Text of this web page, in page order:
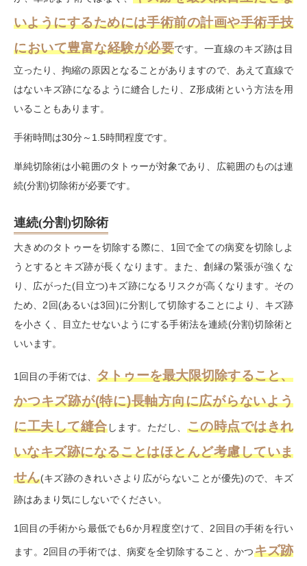
いようにするためには手術前の計画や手術手技
において豊富な経験が必要です。一直線のキズ跡は目
立ったり、拘縮の原因となることがありますので、あえて直線で
はないキズ跡になるように縫合したり、 Z形成術という方法を用
いることもあります。
手術時間は30分～ 1.5時間程度です。
単純切除術は小範囲のタトゥーが対象であり、広範囲のものは連
続(分割)切除術が必要です。
連続(分割)切除術
大きめのタトゥーを切除する際に、 1 回で全ての病変を切除しよ
うとするとキズ跡が長くなります。また、創縁の緊張が強くな
り、広がった(目立つ)キズ跡になるリスクが高くなります。その
ため、 2回(あるいは3回)に分割して切除することにより、キズ跡
を小さく、目立たせないようにする手術法を連続(分割)切除術と
いいます。
1回目の手術では、タトゥーを最大限切除すること、
かつキズ跡が(特に)長軸方向に広がらないよう
に工夫して縫合します。ただし、 この時点ではきれ
いなキズ跡になることはほとんど考慮していま
せん(キズ跡のきれいさより広がらないことが優先)ので、キズ
跡はあまり気にしないでください。
1回目の手術から最低でも6か月程度空けて、 2回目の手術を行い
ます。 2回目の手術では、病変を全切除すること、かつキズ跡